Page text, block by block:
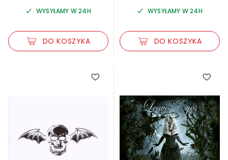
WYSYŁAMY W 24H
DO KOSZYKA
WYSYŁAMY W 24H
DO KOSZYKA